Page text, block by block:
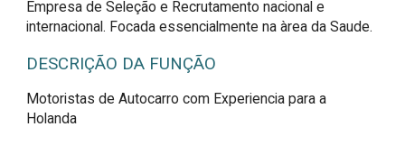
Empresa de Seleção e Recrutamento nacional e
internacional. Focada essencialmente na àrea da Saude.
DESCRIÇÃO DA FUNÇÃO
Motoristas de Autocarro com Experiencia para a
Holanda